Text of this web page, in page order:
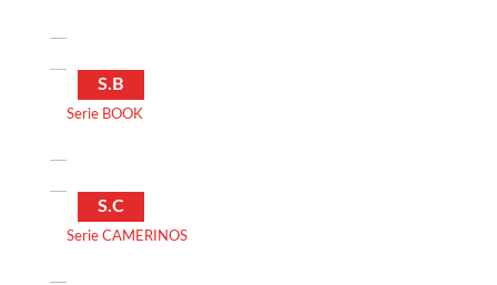
S.B
Serie BOOK
S.C
Serie CAMERINOS